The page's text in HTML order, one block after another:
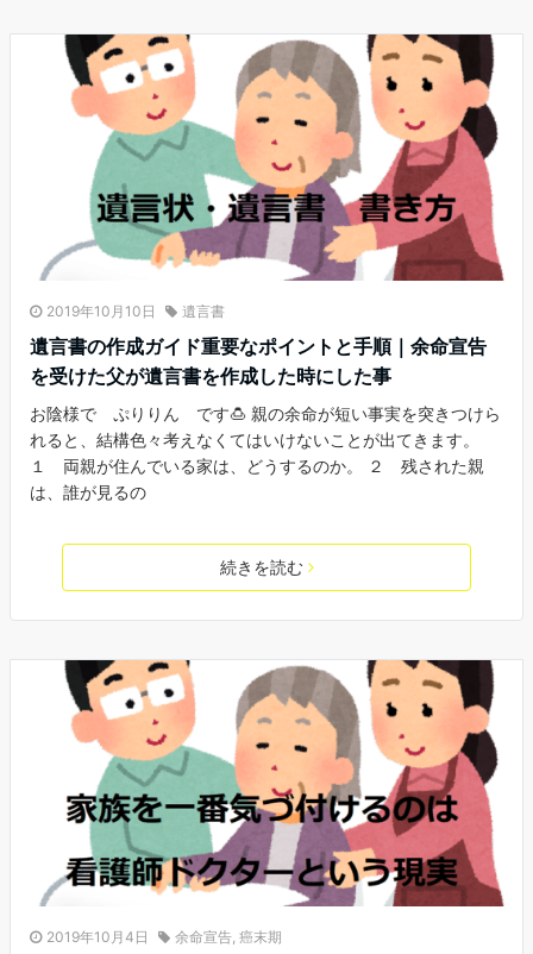
2019年10月10日 遺言書
遺言書の作成ガイド重要なポイントと手順｜余命宣告
を受けた父が遺言書を作成した時にした事
お陰様で ぷりりん です🍮 親の余命が短い事実を突きつけら
れると、結構色々考えなくてはいけないことが出てきます。
１ 両親が住んでいる家は、どうするのか。 ２ 残された親
は、誰が見るの
続きを読む
2019年10月4日 余命宣告, 癌末期